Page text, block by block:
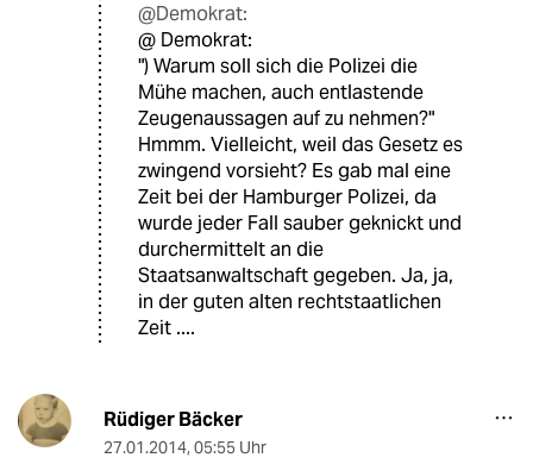
@Demokrat:
@ Demokrat:
") Warum soll sich die Polizei die
Mühe machen, auch entlastende
Zeugenaussagen auf zu nehmen?"
Hmmm. Vielleicht, weil das Gesetz es
zwingend vorsieht? Es gab mal eine
Zeit bei der Hamburger Polizei, da
wurde jeder Fall sauber geknickt und
durchermittelt an die
Staatsanwaltschaft gegeben. Ja, ja,
in der guten alten rechtstaatlichen
Zeit ....
Rüdiger Bäcker
27.01.2014, 05:55 Uhr